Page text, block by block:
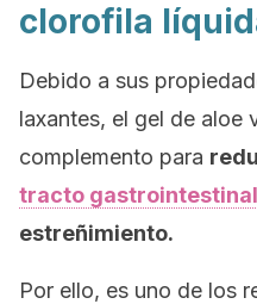
clorofila
Debido a sus
laxantes, el gel de aloe
complemento para
tracto gastrointestinal
estreñimiento.
Por ello, es uno de los